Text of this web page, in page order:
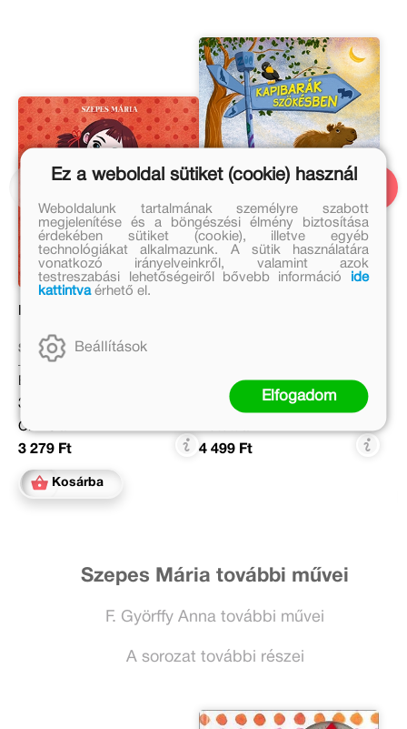
Szepes Mária
Eredeti ár:
3 999 Ft
Online ár:
3 279 Ft
Kosárba
Eredeti ár:
4 999 Ft
4 499 Ft
Szepes Mária további művei
F. Györffy Anna további művei
A sorozat további részei
Ez a weboldal sütiket (cookie) használ
Weboldalunk tartalmának személyre szabott
megjelenítése és a böngészési élmény biztosítása
érdekében sütiket (cookie), illetve egyéb
technológiákat alkalmazunk. A sütik használatára
vonatkozó irányelveinkről, valamint azok
testreszabási lehetőségeiről bővebb információ
ide
kattintvaérhető el.
Beállítások
Elfogadom